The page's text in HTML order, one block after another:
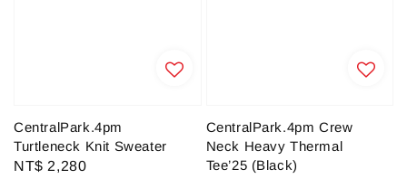
CentralPark.4pm
Turtleneck Knit Sweater
Regular
NT$ 2,280
CentralPark.4pm Crew
Neck Heavy Thermal
Tee’25 (Black)